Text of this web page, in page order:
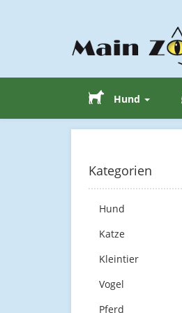
Hund
Kategorien
Hund
Katze
Kleintier
Vogel
Pferd